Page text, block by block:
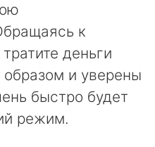
к
деньги
и уверены
быстро будет
режим.